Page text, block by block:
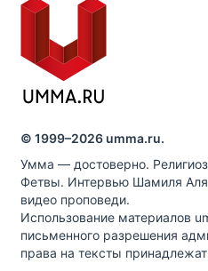
© 1999–2026 umma.ru.
Умма — достоверно.
Фетвы. Интервью Шамиля
видео проповеди.
Использование материалов
письменного разрешения
права на тексты